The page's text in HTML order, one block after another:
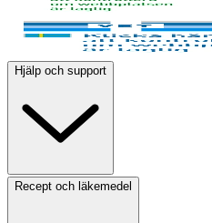
Hjälp och support
Recept och läkemedel